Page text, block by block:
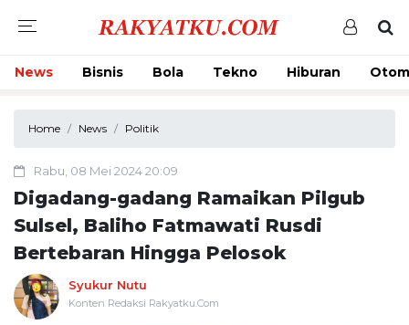
News Bisnis Bola Tekno Hiburan
Home News Politik
Rabu, 08 Mei 2024 20:09
Digadang-gadang Ramaikan Pilgub
Sulsel, Baliho Fatmawati Rusdi
Bertebaran Hingga Pelosok
Syukur Nutu
Konten Redaksi Rakyatku.Com